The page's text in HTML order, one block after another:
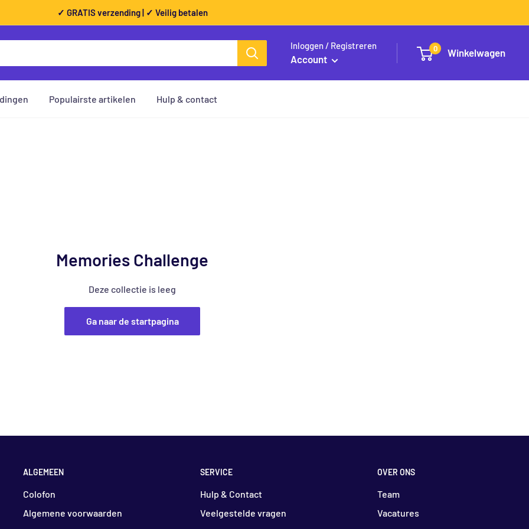
✓ GRATIS verzending | ✓ Veilig betalen
Inloggen / Registreren
Account
0 Winkelwagen
Populairste artikelen Hulp & contact
Memories Challenge
Deze collectie is leeg
Ga naar de startpagina
ALGEMEEN
Colofon
Algemene voorwaarden
SERVICE
Hulp & Contact
Veelgestelde vragen
OVER ONS
Team
Vacatures